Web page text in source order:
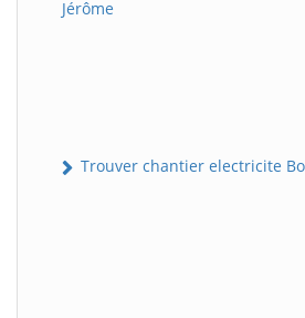
Jérôme
Trouver chantier electricite